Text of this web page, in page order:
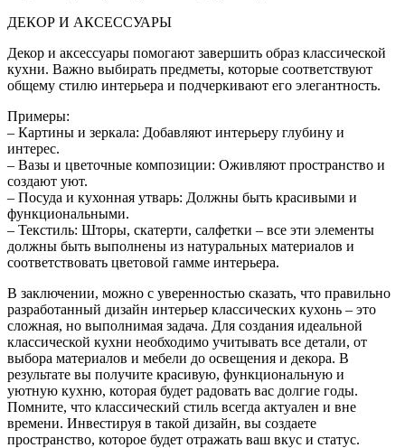
ДЕКОР И АКСЕССУАРЫ
Декор и аксессуары помогают завершить образ классической
кухни. Важно выбирать предметы, которые соответствуют
общему стилю интерьера и подчеркивают его элегантность.
Примеры:
– Картины и зеркала: Добавляют интерьеру глубину и
интерес.
– Вазы и цветочные композиции: Оживляют пространство и
создают уют.
– Посуда и кухонная утварь: Должны быть красивыми и
функциональными.
– Текстиль: Шторы, скатерти, салфетки – все эти элементы
должны быть выполнены из натуральных материалов и
соответствовать цветовой гамме интерьера.
В заключении, можно с уверенностью сказать, что правильно
разработанный дизайн интерьер классических кухонь – это
сложная, но выполнимая задача. Для создания идеальной
классической кухни необходимо учитывать все детали, от
выбора материалов и мебели до освещения и декора. В
результате вы получите красивую, функциональную и
уютную кухню, которая будет радовать вас долгие годы.
Помните, что классический стиль всегда актуален и вне
времени. Инвестируя в такой дизайн, вы создаете
пространство, которое будет отражать ваш вкус и статус.